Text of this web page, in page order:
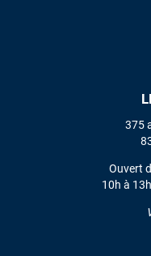
375
Ouvert
10h à